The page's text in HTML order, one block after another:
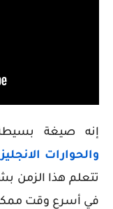
إنه صيغة
والحوارات
تتعلم هذا
في أسرع وقت